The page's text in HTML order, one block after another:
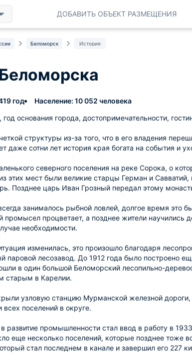
ДОБАВИТЬ ОБЪЕКТ РАЗМЕЩЕНИЯ
Беломорск История
год
Население: 10 052 человека
основания города, достопримечательности,
структуры из-за того, что в его владения
даже сотни лет история края богата на события и
северного поселения на реке Сорока, о
этих мест были великие старцы Герман и Савватий,
Позднее царь Иван Грозный передал этому
занималось рыбной ловлей, долгое время это
промысел процветает, а позднее жители научились
необходимости.
изменилась, это произошло благодаря
паровой лесозавод. До 1912 года было построено
в один большой Беломорский лесопильно-
старым в Карелии.
узловую станцию Мурманской железной
поселений в округе.
промышленности стал ввод в работу в
еще несколько поселений, которые позднее
стал последнем в канале и завершил его 227